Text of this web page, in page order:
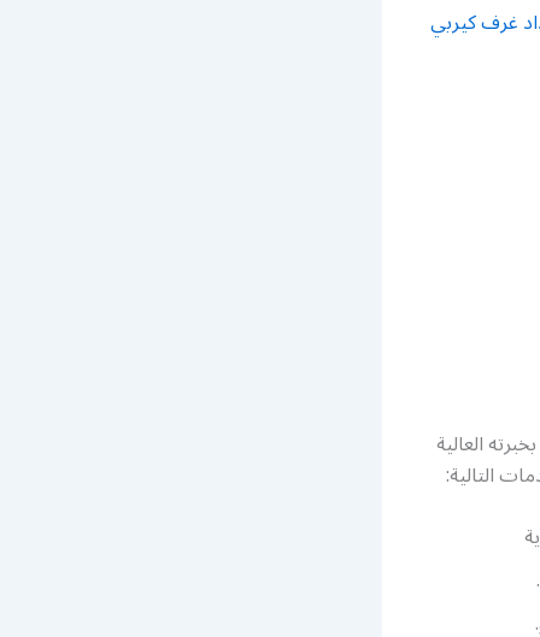
غرف كيربي
العالية
التالية: